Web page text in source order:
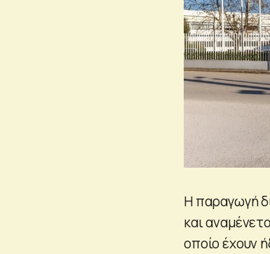
Η παραγωγή
και
οποίο έχουν